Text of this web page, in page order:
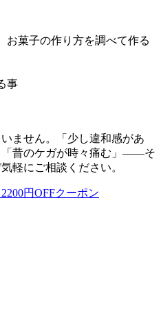
お菓子の作り方を調べて作る
事
ません。「少し違和感があ
「昔のケガが時々痛む」――そ
軽にご相談ください。